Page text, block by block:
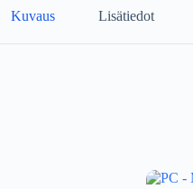
Kuvaus Lisätiedot